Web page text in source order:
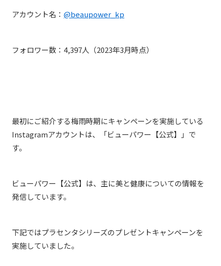
アカウント名： @beaupower_kp
フォロワー数：4,397人（2023年3月時点）
最初にご紹介する梅雨時期にキャンペーンを実施している
Instagramアカウントは、「ビューパワー【公式】」で
す。
ビューパワー【公式】は、主に美と健康についての情報を
発信しています。
下記ではプラセンタシリーズのプレゼントキャンペーンを
実施していました。